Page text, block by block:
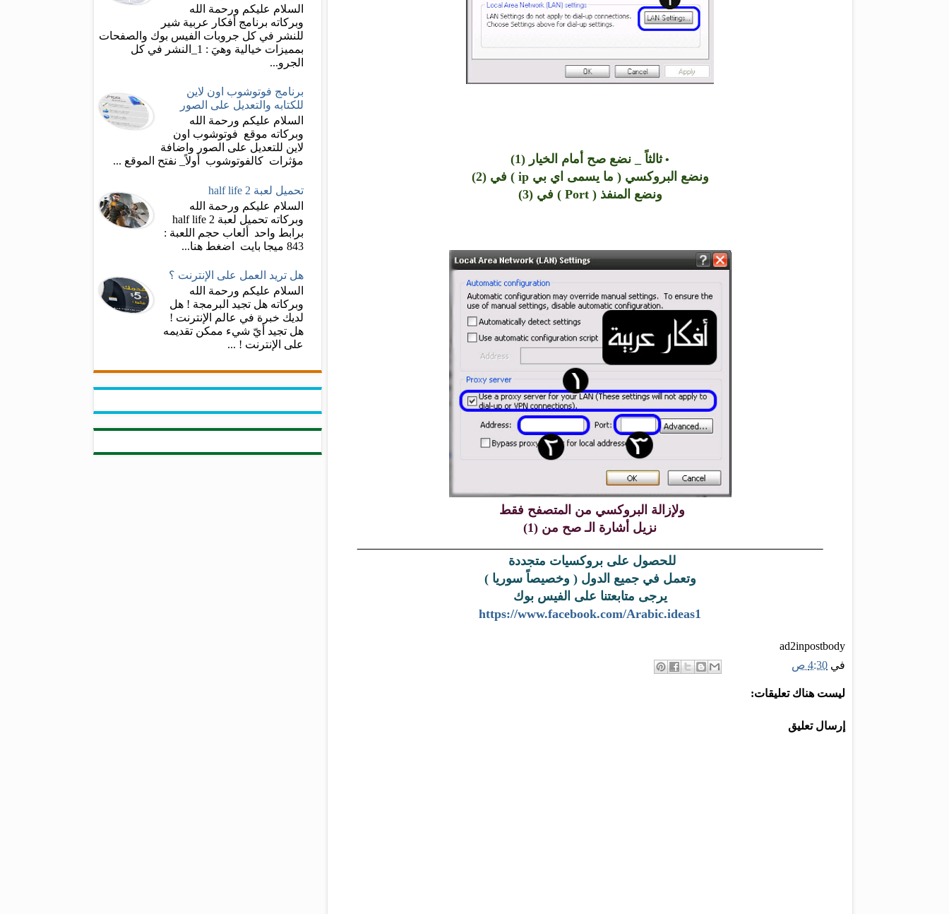
•ثالثاً _ نضع صح أمام الخيار (1)
ونضع البروكسي ( ما يسمى اي بي ip ) في (2)
ونضع المنفذ ( Port ) في (3)
ولإزالة البروكسي من المتصفح فقط
نزيل أشارة الـ صح من (1)
للحصول على بروكسيات متجددة
وتعمل في جميع الدول ( وخصيصاً سوريا )
يرجى متابعتنا على الفيس بوك
https://www.facebook.com/Arabic.ideas1
ad2inpostbody
في 4:30 ص
ليست هناك تعليقات:
إرسال تعليق
السلام عليكم ورحمة الله
وبركاته برنامج أفكار عربية شير
للنشر في كل جروبات الفيس بوك والصفحات
بمميزات خيالية وهيَ : 1_النشر في كل
الجرو...
برنامج فوتوشوب اون لاين
للكتابه والتعديل على الصور
السلام عليكم ورحمة الله
وبركاته موقع فوتوشوب اون
لاين للتعديل على الصور واضافة
مؤثرات كالفوتوشوب أولاً_ نفتح الموقع ...
تحميل لعبة half life 2
السلام عليكم ورحمة الله
وبركاته تحميل لعبة half life 2
برابط واحد ألعاب حجم اللعبة :
843 ميجا بايت اضغط هنا...
هل تريد العمل على الإنترنت ؟
السلام عليكم ورحمة الله
وبركاته هل تجيد البرمجة ! هل
لديك خبرة في عالم الإنترنت !
هل تجيد أيّ شيء ممكن تقديمه
على الإنترنت ! ...